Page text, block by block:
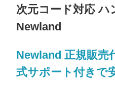
次元コード対応
Newland
Newland 正規販売
式サポート付きで